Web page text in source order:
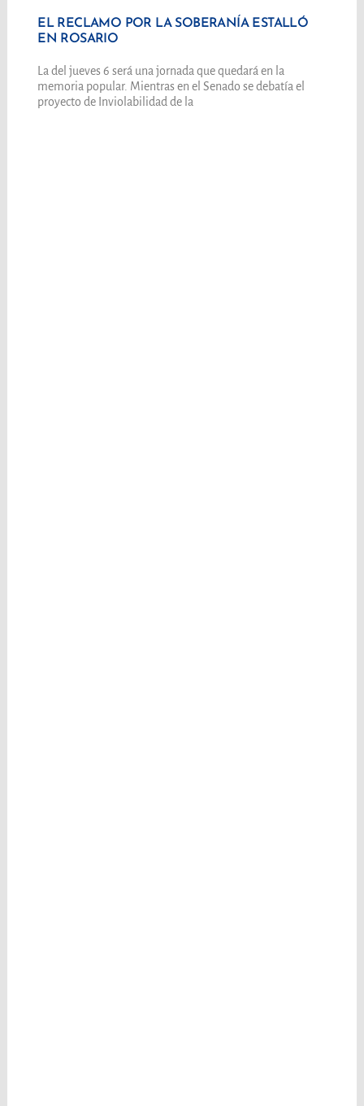
EL RECLAMO POR LA SOBERANÍA ESTALLÓ
EN ROSARIO
La del jueves 6 será una jornada que quedará en la
memoria popular. Mientras en el Senado se debatía el
proyecto de Inviolabilidad de la